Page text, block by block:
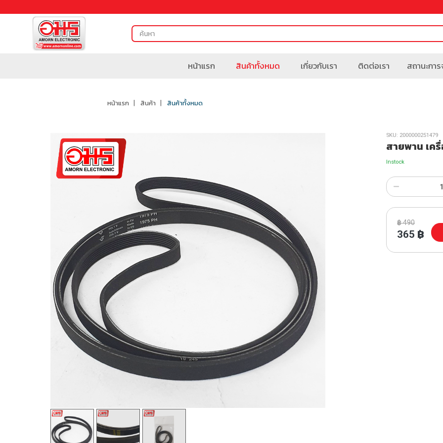
หน้าแรก สินค้าทั้งหมด เกี่ยวกับเรา ติดต่อเรา สถานะกา
หน้าแรก สินค้า สินค้าทั้งหมด
SKU: 2000000251479
สายพาน เค
Instock
฿490
365 ฿